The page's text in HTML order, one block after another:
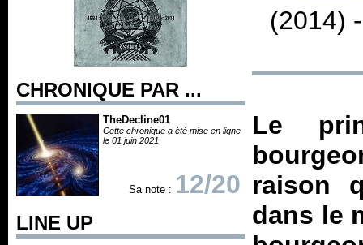
CHRONIQUE PAR ...
TheDecline01
Cette chronique a été mise en ligne
le 01 juin 2021
Sa note : 12/20
LINE UP
(2014)
Le
raison
dans le